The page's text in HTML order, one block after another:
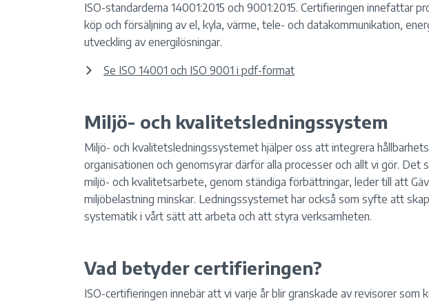
ISO-standarderna 14001:2015 och 9001:2015. Certifieringen innefattar
köp och försäljning av el, kyla, värme, tele- och datakommunikation,
utveckling av energilösningar.
Se ISO 14001 och ISO 9001 i pdf-format
Miljö- och kvalitetsledningssystem
Miljö- och kvalitetsledningssystemet hjälper oss att integrera
organisationen och genomsyrar därför alla processer och allt vi gör. Det
miljö- och kvalitetsarbete, genom ständiga förbättringar, leder till att
miljöbelastning minskar. Ledningssystemet har också som syfte att
systematik i vårt sätt att arbeta och att styra verksamheten.
Vad betyder certifieringen?
ISO-certifieringen innebär att vi varje år blir granskade av revisorer som